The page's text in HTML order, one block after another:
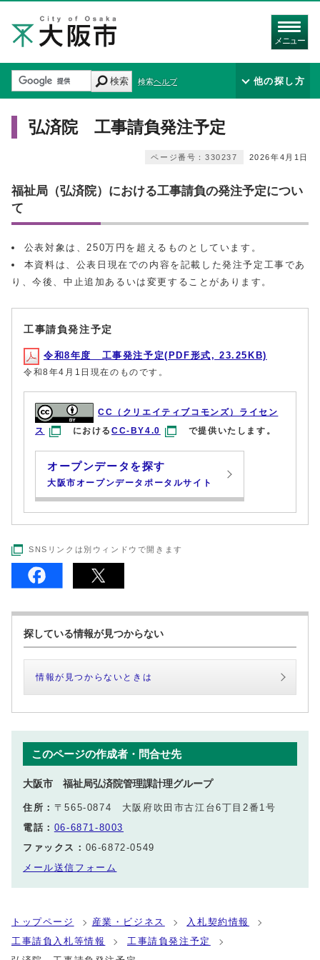
メニュー
検索 検索ヘルプ 他の探し方
弘済院 工事請負発注予定
2026年4月1日
ページ番号：330237
福祉局（弘済院）における工事請負の発注予定につい
て
公表対象は、250万円を超えるものとしています。
本資料は、公表日現在での内容を記載した発注予定工事であ
り、今後、中止追加あるいは変更することがあります。
工事請負発注予定
令和8年度 工事発注予定(PDF形式, 23.25KB)
令和8年4月1日現在のものです。
CC（クリエイティブコモンズ）ライセン
ス
におけるCC-BY4.0 で提供いたします。
オープンデータを探す
大阪市オープンデータポータルサイト
SNSリンクは別ウィンドウで開きます
探している情報が見つからない
情報が見つからないときは
このページの作成者・問合せ先
大阪市 福祉局弘済院管理課計理グループ
住所： 〒565-0874 大阪府吹田市古江台6丁目2番1号
電話： 06-6871-8003
ファックス： 06-6872-0549
メール送信フォーム
トップページ 産業・ビジネス
入札契約情報
工事請負入札等情報
工事請負発注予定